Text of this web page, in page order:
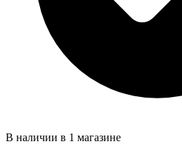
В наличии в 1 магазине